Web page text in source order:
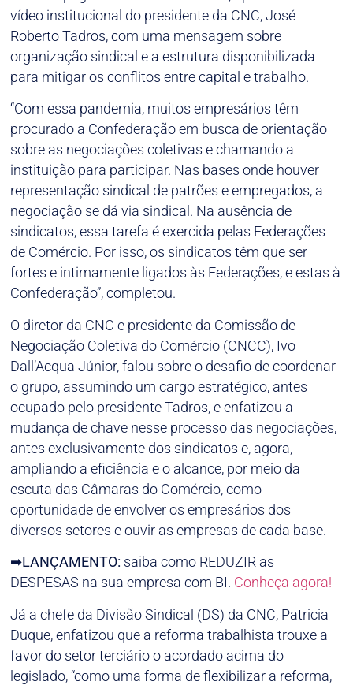
vídeo institucional do presidente da CNC, José
Roberto Tadros, com uma mensagem sobre
organização sindical e a estrutura disponibilizada
para mitigar os conflitos entre capital e trabalho.
“Com essa pandemia, muitos empresários têm
procurado a Confederação em busca de orientação
sobre as negociações coletivas e chamando a
instituição para participar. Nas bases onde houver
representação sindical de patrões e empregados, a
negociação se dá via sindical. Na ausência de
sindicatos, essa tarefa é exercida pelas Federações
de Comércio. Por isso, os sindicatos têm que ser
fortes e intimamente ligados às Federações, e estas à
Confederação”, completou.
O diretor da CNC e presidente da Comissão de
Negociação Coletiva do Comércio (CNCC), Ivo
Dall’Acqua Júnior, falou sobre o desafio de coordenar
o grupo, assumindo um cargo estratégico, antes
ocupado pelo presidente Tadros, e enfatizou a
mudança de chave nesse processo das negociações,
antes exclusivamente dos sindicatos e, agora,
ampliando a eficiência e o alcance, por meio da
escuta das Câmaras do Comércio, como
oportunidade de envolver os empresários dos
diversos setores e ouvir as empresas de cada base.
➡LANÇAMENTO: saiba como REDUZIR as
DESPESAS na sua empresa com BI. Conheça agora!
Já a chefe da Divisão Sindical (DS) da CNC, Patricia
Duque, enfatizou que a reforma trabalhista trouxe a
favor do setor terciário o acordado acima do
legislado, “como uma forma de flexibilizar a reforma,